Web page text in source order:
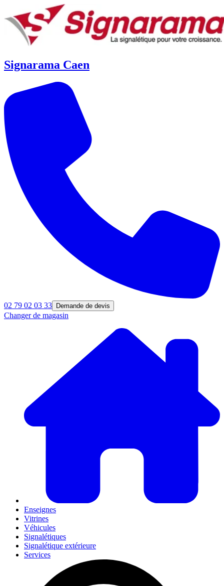
Signarama Caen
02 79 02 03 33 Demande de devis
Changer de magasin
Enseignes
Vitrines
Véhicules
Signalétiques
Signalétique extérieure
Services